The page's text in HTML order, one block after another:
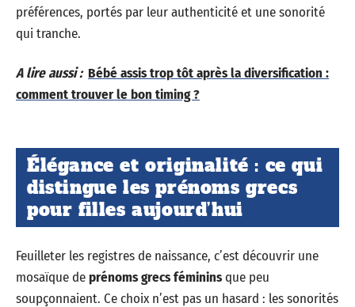
préférences, portés par leur authenticité et une sonorité
qui tranche.
A lire aussi : Bébé assis trop tôt après la diversification :
comment trouver le bon timing ?
Élégance et originalité : ce qui
distingue les prénoms grecs
pour filles aujourd’hui
Feuilleter les registres de naissance, c’est découvrir une
mosaïque deprénoms grecs fémininsque peu
soupçonnaient. Ce choix n’est pas un hasard : les sonorités